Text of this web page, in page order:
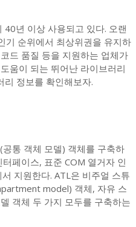
년 이상 사용되고 있다. 오랜
기 순위에서 최상위권을 유지하
드 품질 등을 지원하는 업체가
움이 되는 뛰어난 라이브러리
리 정보를 확인해보자.
통 객체 모델) 객체를 구축하
페이스, 표준 COM 열거자 인
지원한다. ATL은 비주얼 스튜
model) 객체, 자유 스
객체 두 가지 모두를 구축하는